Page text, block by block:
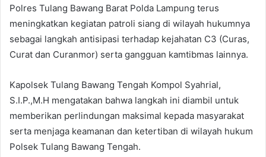
Polres Tulang Bawang Barat Polda Lampung terus
meningkatkan kegiatan patroli siang di wilayah hukumnya
sebagai langkah antisipasi terhadap kejahatan C3 (Curas,
Curat dan Curanmor) serta gangguan kamtibmas lainnya.
Kapolsek Tulang Bawang Tengah Kompol Syahrial,
S.I.P.,M.H mengatakan bahwa langkah ini diambil untuk
memberikan perlindungan maksimal kepada masyarakat
serta menjaga keamanan dan ketertiban di wilayah hukum
Polsek Tulang Bawang Tengah.